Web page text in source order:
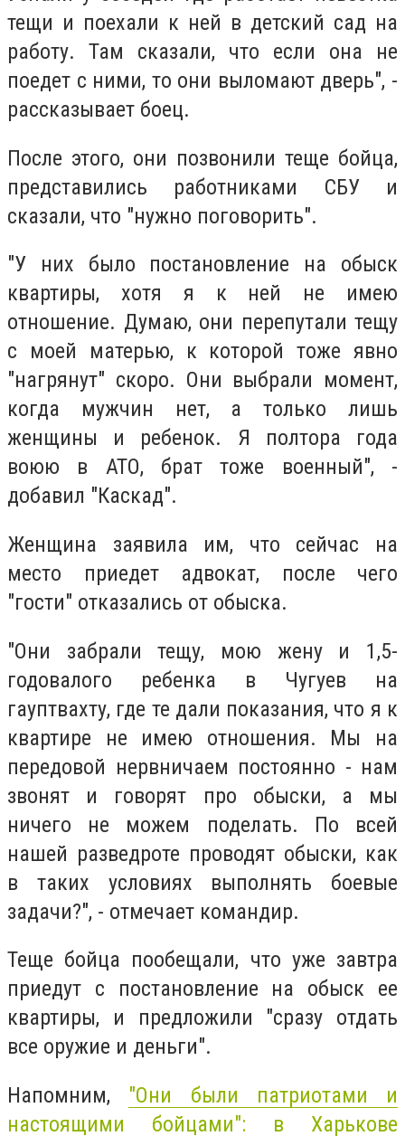
тещи и поехали к ней в детский сад на
работу. Там сказали, что если она не
поедет с ними, то они выломают дверь", -
рассказывает боец.
После этого, они позвонили теще бойца,
представились работниками СБУ и
сказали, что "нужно поговорить".
"У них было постановление на обыск
квартиры, хотя я к ней не имею
отношение. Думаю, они перепутали тещу
с моей матерью, к которой тоже явно
"нагрянут" скоро. Они выбрали момент,
когда мужчин нет, а только лишь
женщины и ребенок. Я полтора года
воюю в АТО, брат тоже военный", -
добавил "Каскад".
Женщина заявила им, что сейчас на
место приедет адвокат, после чего
"гости" отказались от обыска.
"Они забрали тещу, мою жену и 1,5-
годовалого ребенка в Чугуев на
гауптвахту, где те дали показания, что я к
квартире не имею отношения. Мы на
передовой нервничаем постоянно - нам
звонят и говорят про обыски, а мы
ничего не можем поделать. По всей
нашей разведроте проводят обыски, как
в таких условиях выполнять боевые
задачи?", - отмечает командир.
Теще бойца пообещали, что уже завтра
приедут с постановление на обыск ее
квартиры, и предложили "сразу отдать
все оружие и деньги".
Напомним, "Они были патриотами и
настоящими бойцами": в Харькове